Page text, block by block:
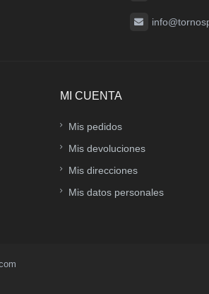
MI CUENTA
Mis pedidos
Mis devoluciones
Mis direcciones
Mis datos personales